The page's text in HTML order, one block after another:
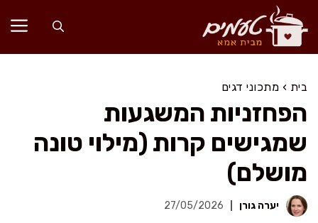
לדלג
לתוכן
בית › מתכוני דגים
הפחזניות המשגעות
שמגישים קרות (מילוי טונה
מושלם)
יערה גורן 27/05/2026